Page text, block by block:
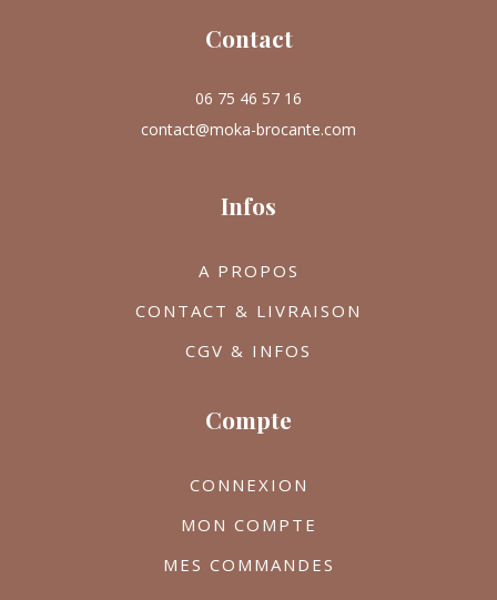
Contact
06 75 46 57 16
contact@moka-brocante.com
Infos
A PROPOS
CONTACT & LIVRAISON
CGV & INFOS
Compte
CONNEXION
MON COMPTE
MES COMMANDES